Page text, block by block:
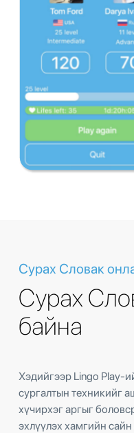
Сурах Словак
Сурах
байна
Хэдийгээр Lingo Play-
сургалтын техникийг
хүчирхэг аргыг
эхлүүлэх хамгийн